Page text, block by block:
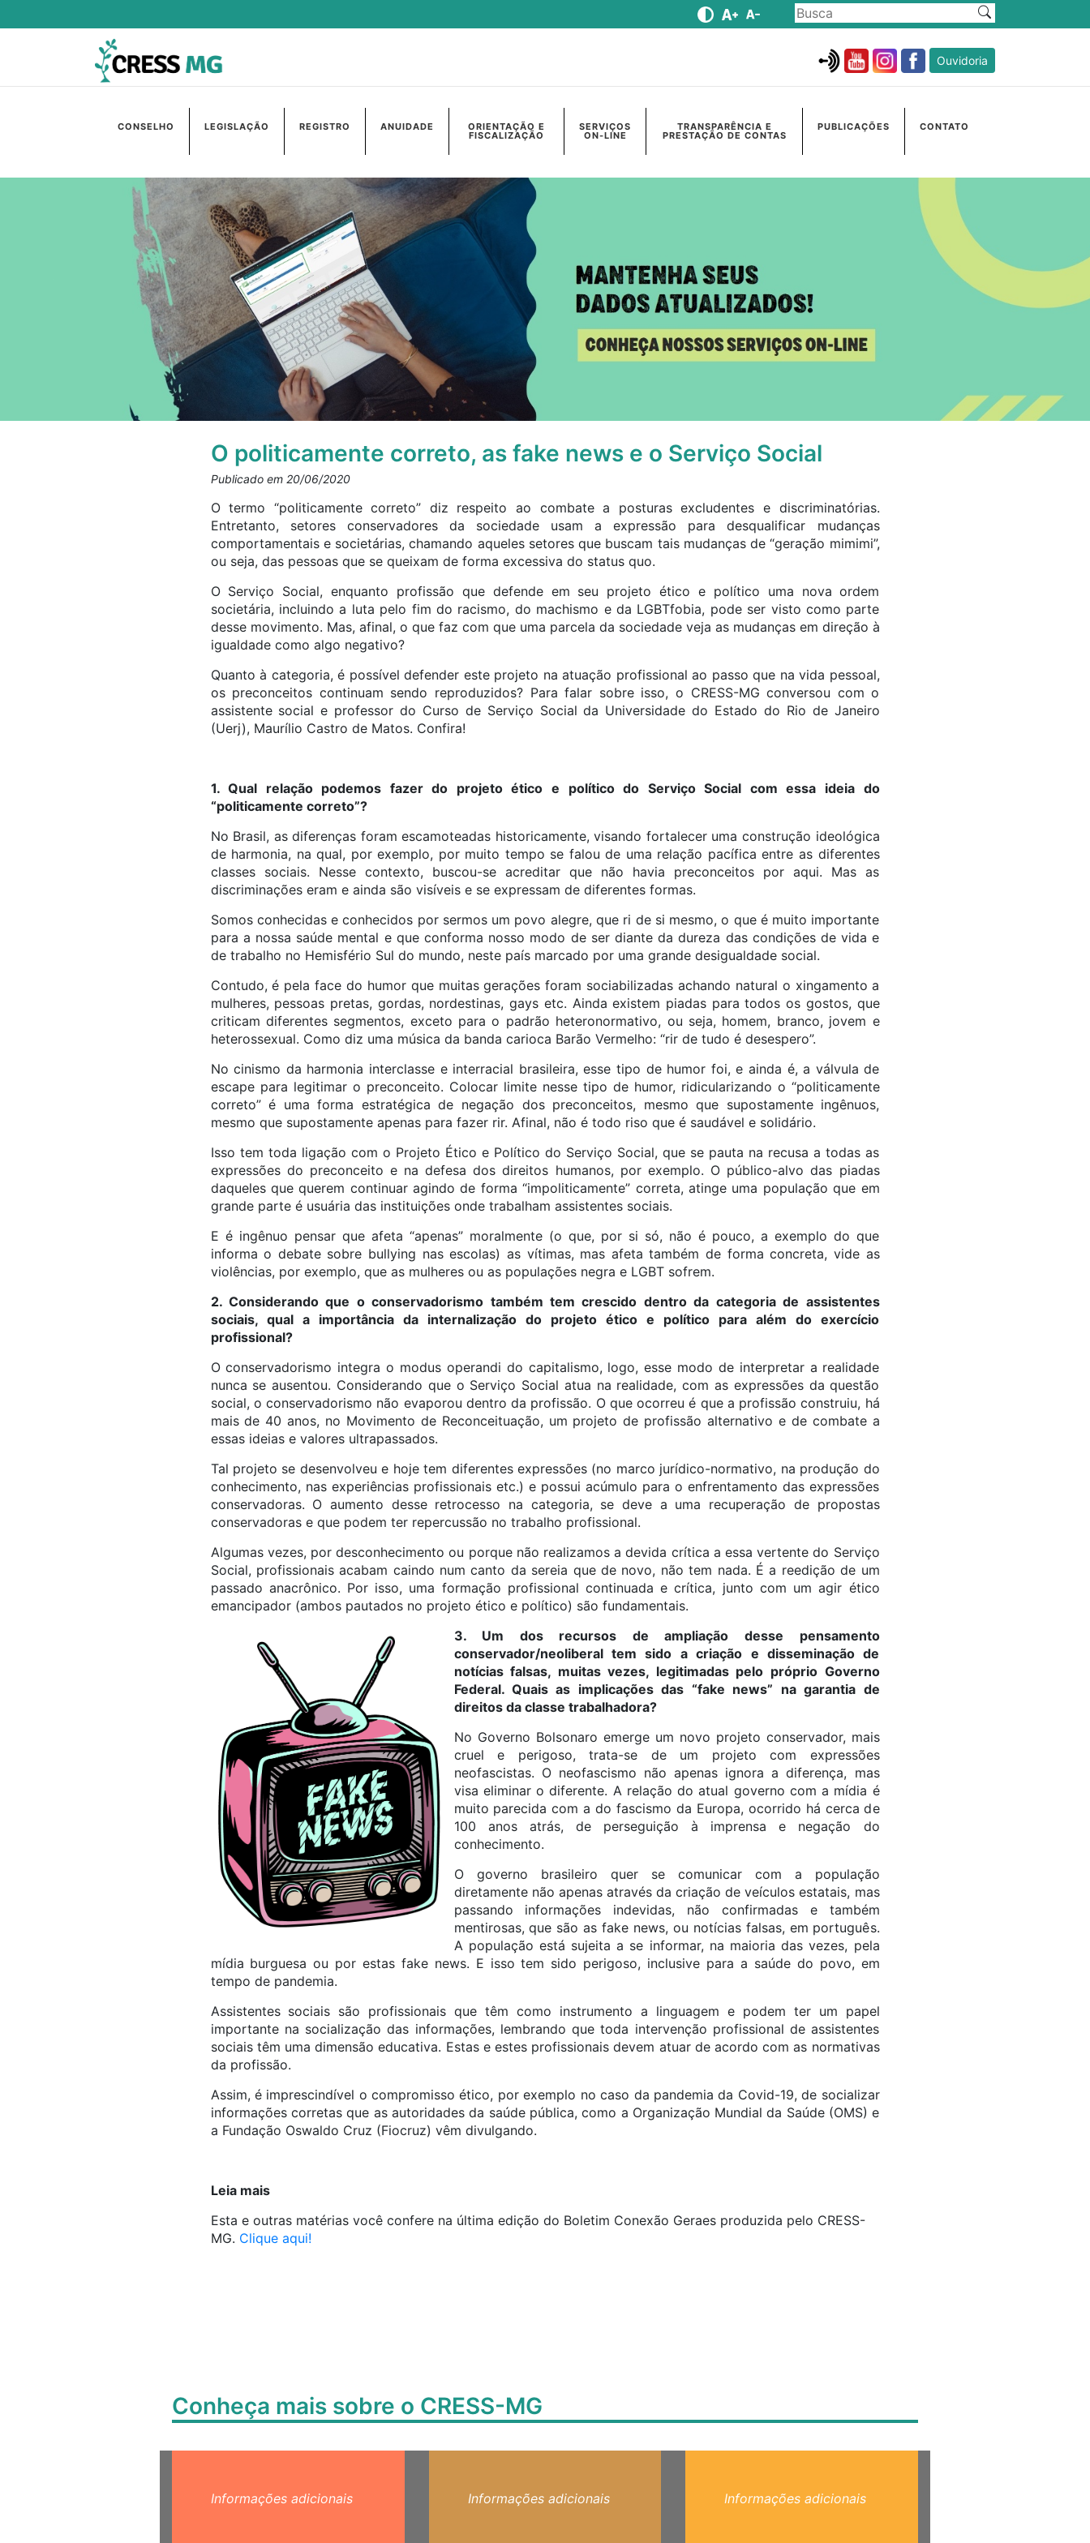
Ouvidoria
CONSELHO LEGISLAÇÃO REGISTRO ANUIDADE ORIENTAÇÃO E
FISCALIZAÇÃO
SERVIÇOS
ON-LINE
TRANSPARÊNCIA E
PRESTAÇÃO DE CONTAS
PUBLICAÇÕES CONTATO
O politicamente correto, as fake news e o Serviço Social
Publicado em 20/06/2020
O termo “politicamente correto” diz respeito ao combate a posturas excludentes e discriminatórias.
Entretanto, setores conservadores da sociedade usam a expressão para desqualificar mudanças
comportamentais e societárias, chamando aqueles setores que buscam tais mudanças de “geração mimimi”,
ou seja, das pessoas que se queixam de forma excessiva do status quo.
O Serviço Social, enquanto profissão que defende em seu projeto ético e político uma nova ordem
societária, incluindo a luta pelo fim do racismo, do machismo e da LGBTfobia, pode ser visto como parte
desse movimento. Mas, afinal, o que faz com que uma parcela da sociedade veja as mudanças em direção à
igualdade como algo negativo?
Quanto à categoria, é possível defender este projeto na atuação profissional ao passo que na vida pessoal,
os preconceitos continuam sendo reproduzidos? Para falar sobre isso, o CRESS-MG conversou com o
assistente social e professor do Curso de Serviço Social da Universidade do Estado do Rio de Janeiro
(Uerj), Maurílio Castro de Matos. Confira!
1. Qual relação podemos fazer do projeto ético e político do Serviço Social com essa ideia do
“politicamente correto”?
No Brasil, as diferenças foram escamoteadas historicamente, visando fortalecer uma construção ideológica
de harmonia, na qual, por exemplo, por muito tempo se falou de uma relação pacífica entre as diferentes
classes sociais. Nesse contexto, buscou-se acreditar que não havia preconceitos por aqui. Mas as
discriminações eram e ainda são visíveis e se expressam de diferentes formas.
Somos conhecidas e conhecidos por sermos um povo alegre, que ri de si mesmo, o que é muito importante
para a nossa saúde mental e que conforma nosso modo de ser diante da dureza das condições de vida e
de trabalho no Hemisfério Sul do mundo, neste país marcado por uma grande desigualdade social.
Contudo, é pela face do humor que muitas gerações foram sociabilizadas achando natural o xingamento a
mulheres, pessoas pretas, gordas, nordestinas, gays etc. Ainda existem piadas para todos os gostos, que
criticam diferentes segmentos, exceto para o padrão heteronormativo, ou seja, homem, branco, jovem e
heterossexual. Como diz uma música da banda carioca Barão Vermelho: “rir de tudo é desespero”.
No cinismo da harmonia interclasse e interracial brasileira, esse tipo de humor foi, e ainda é, a válvula de
escape para legitimar o preconceito. Colocar limite nesse tipo de humor, ridicularizando o “politicamente
correto” é uma forma estratégica de negação dos preconceitos, mesmo que supostamente ingênuos,
mesmo que supostamente apenas para fazer rir. Afinal, não é todo riso que é saudável e solidário.
Isso tem toda ligação com o Projeto Ético e Político do Serviço Social, que se pauta na recusa a todas as
expressões do preconceito e na defesa dos direitos humanos, por exemplo. O público-alvo das piadas
daqueles que querem continuar agindo de forma “impoliticamente” correta, atinge uma população que em
grande parte é usuária das instituições onde trabalham assistentes sociais.
E é ingênuo pensar que afeta “apenas” moralmente (o que, por si só, não é pouco, a exemplo do que
informa o debate sobre bullying nas escolas) as vítimas, mas afeta também de forma concreta, vide as
violências, por exemplo, que as mulheres ou as populações negra e LGBT sofrem.
2. Considerando que o conservadorismo também tem crescido dentro da categoria de assistentes
sociais, qual a importância da internalização do projeto ético e político para além do exercício
profissional?
O conservadorismo integra o modus operandi do capitalismo, logo, esse modo de interpretar a realidade
nunca se ausentou. Considerando que o Serviço Social atua na realidade, com as expressões da questão
social, o conservadorismo não evaporou dentro da profissão. O que ocorreu é que a profissão construiu, há
mais de 40 anos, no Movimento de Reconceituação, um projeto de profissão alternativo e de combate a
essas ideias e valores ultrapassados.
Tal projeto se desenvolveu e hoje tem diferentes expressões (no marco jurídico-normativo, na produção do
conhecimento, nas experiências profissionais etc.) e possui acúmulo para o enfrentamento das expressões
conservadoras. O aumento desse retrocesso na categoria, se deve a uma recuperação de propostas
conservadoras e que podem ter repercussão no trabalho profissional.
Algumas vezes, por desconhecimento ou porque não realizamos a devida crítica a essa vertente do Serviço
Social, profissionais acabam caindo num canto da sereia que de novo, não tem nada. É a reedição de um
passado anacrônico. Por isso, uma formação profissional continuada e crítica, junto com um agir ético
emancipador (ambos pautados no projeto ético e político) são fundamentais.
3. Um dos recursos de ampliação desse pensamento
conservador/neoliberal tem sido a criação e disseminação de
notícias falsas, muitas vezes, legitimadas pelo próprio Governo
Federal. Quais as implicações das “fake news” na garantia de
direitos da classe trabalhadora?
No Governo Bolsonaro emerge um novo projeto conservador, mais
cruel e perigoso, trata-se de um projeto com expressões
neofascistas. O neofascismo não apenas ignora a diferença, mas
visa eliminar o diferente. A relação do atual governo com a mídia é
muito parecida com a do fascismo da Europa, ocorrido há cerca de
100 anos atrás, de perseguição à imprensa e negação do
conhecimento.
O governo brasileiro quer se comunicar com a população
diretamente não apenas através da criação de veículos estatais, mas
passando informações indevidas, não confirmadas e também
mentirosas, que são as fake news, ou notícias falsas, em português.
A população está sujeita a se informar, na maioria das vezes, pela
mídia burguesa ou por estas fake news. E isso tem sido perigoso, inclusive para a saúde do povo, em
tempo de pandemia.
Assistentes sociais são profissionais que têm como instrumento a linguagem e podem ter um papel
importante na socialização das informações, lembrando que toda intervenção profissional de assistentes
sociais têm uma dimensão educativa. Estas e estes profissionais devem atuar de acordo com as normativas
da profissão.
Assim, é imprescindível o compromisso ético, por exemplo no caso da pandemia da Covid-19, de socializar
informações corretas que as autoridades da saúde pública, como a Organização Mundial da Saúde (OMS) e
a Fundação Oswaldo Cruz (Fiocruz) vêm divulgando.
Leia mais
Esta e outras matérias você confere na última edição do Boletim Conexão Geraes produzida pelo CRESS-
MG. Clique aqui!
Conheça mais sobre o CRESS-MG
Informações adicionais Informações adicionais Informações adicionais